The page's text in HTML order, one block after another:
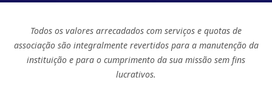
Todos os valores arrecadados com serviços e quotas de
associação são integralmente revertidos para a manutenção da
instituição e para o cumprimento da sua missão sem fins
lucrativos.